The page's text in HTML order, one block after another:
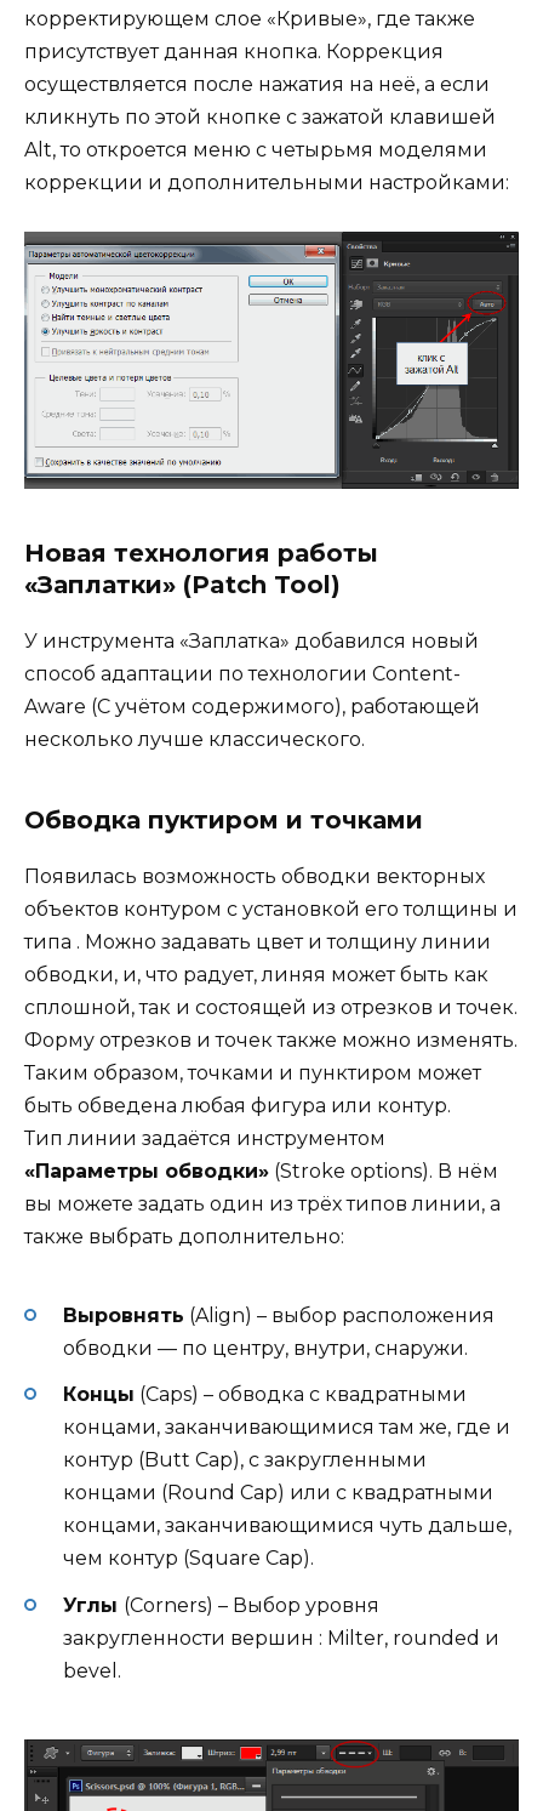
корректирующем слое «Кривые», где также
присутствует данная кнопка. Коррекция
осуществляется после нажатия на неё, а если
кликнуть по этой кнопке с зажатой клавишей
Alt, то откроется меню с четырьмя моделями
коррекции и дополнительными настройками:
Новая технология работы
«Заплатки» (Patch Tool)
У инструмента «Заплатка» добавился новый
способ адаптации по технологии Content-
Aware (С учётом содержимого), работающей
несколько лучше классического.
Обводка пуктиром и точками
Появилась возможность обводки векторных
объектов контуром с установкой его толщины и
типа . Можно задавать цвет и толщину линии
обводки, и, что радует, линяя может быть как
сплошной, так и состоящей из отрезков и точек.
Форму отрезков и точек также можно изменять.
Таким образом, точками и пунктиром может
быть обведена любая фигура или контур.
Тип линии задаётся инструментом
«Параметры обводки» (Stroke options). В нём
вы можете задать один из трёх типов линии, а
также выбрать дополнительно:
Выровнять (Align) – выбор расположения
обводки — по центру, внутри, снаружи.
Концы (Caps) – обводка с квадратными
концами, заканчивающимися там же, где и
контур (Butt Cap), с закругленными
концами (Round Cap) или с квадратными
концами, заканчивающимися чуть дальше,
чем контур (Square Cap).
Углы (Corners) – Выбор уровня
закругленности вершин : Milter, rounded и
bevel.